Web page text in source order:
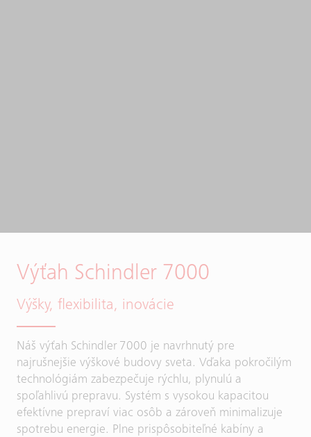
Výťah Schindler 7000
Výšky, flexibilita, inovácie
Náš výťah Schindler 7000 je navrhnutý pre
najrušnejšie výškové budovy sveta. Vďaka pokročilým
technológiám zabezpečuje rýchlu, plynulú a
spoľahlivú prepravu. Systém s vysokou kapacitou
efektívne prepraví viac osôb a zároveň minimalizuje
spotrebu energie. Plne prispôsobiteľné kabíny a